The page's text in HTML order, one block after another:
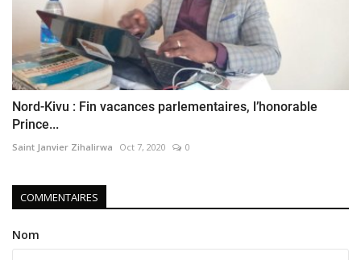
Nord-Kivu : Fin vacances parlementaires, l’honorable
Prince...
Saint Janvier Zihalirwa Oct 7, 2020 0
COMMENTAIRES
Nom